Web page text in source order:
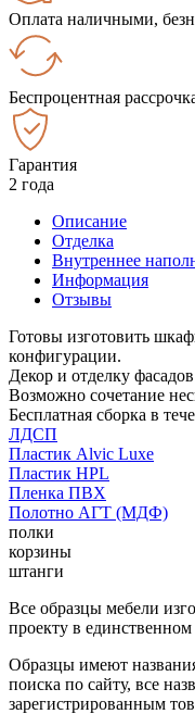
Оплата наличными,
Беспроцентная
Гарантия
2 года
Описание
Отделка
Внутреннее
Информация
Отзывы
Готовы изготовить
конфигурации.
Декор и отделку
Возможно сочетание
Бесплатная сборка в
ЛДСП
Пластик Alvic Luxe
Пластик HPL
Пленка ПВХ
Полотно АГТ (МДФ)
полки
корзины
штанги
Все образцы мебели
проекту в единственном
Образцы имеют
поиска по сайту, все
зарегистрированным